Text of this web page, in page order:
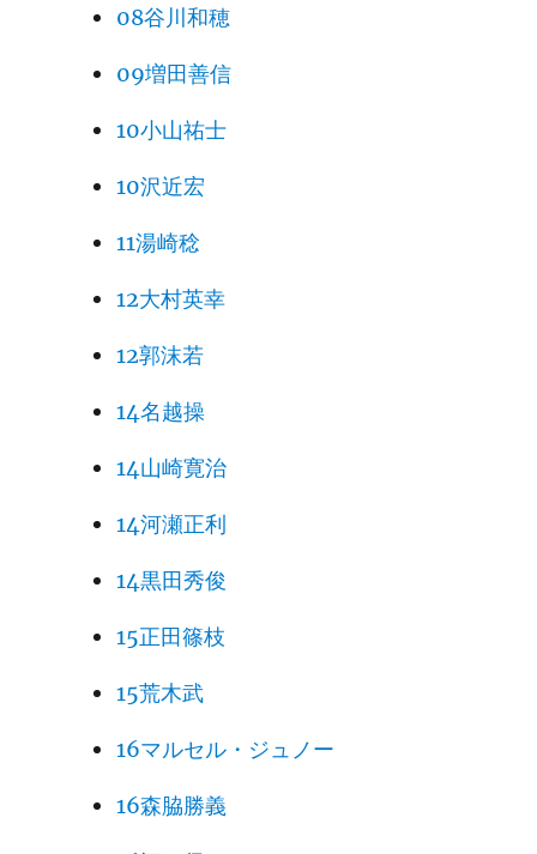
08谷川和穂
09増田善信
10小山祐士
10沢近宏
11湯崎稔
12大村英幸
12郭沫若
14名越操
14山崎寛治
14河瀬正利
14黒田秀俊
15正田篠枝
15荒木武
16マルセル・ジュノー
16森脇勝義